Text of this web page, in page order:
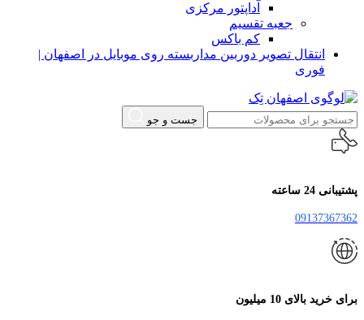
آداپتور مرکزی
جعبه تقسیم
کم باکس
انتقال تصویر دوربین مداربسته روی موبایل در اصفهان |
فوری
جست و جو
پشتیبانی 24 ساعته
09137367362
برای خرید بالای 10 میلیون